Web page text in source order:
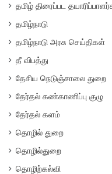
தமிழ் திரைப்பட
தமிழ்நாடு
தமிழ்நாடு அரசு செய்திகள்
தீ விபத்து
தேசிய நெடுஞ்சாலை துறை
தேர்தல் கண்காணிப்பு குழு
தேர்தல் களம்
தொழில் துறை
தொழில்துறை
தொழிற்கல்வி